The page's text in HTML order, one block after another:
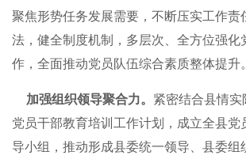
聚焦形势任务发展需要，不断压实工作责
法，健全制度机制，多层次、全方位强化
作，全面推动党员队伍综合素质整体提升。
加强组织领导聚合力。 紧密结合县情
党员干部教育培训工作计划，成立全县党
导小组，推动形成县委统一领导、县委组